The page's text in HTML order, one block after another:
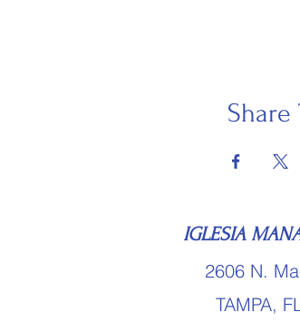
Share
IGLESIA
2606 N.
TAMPA,